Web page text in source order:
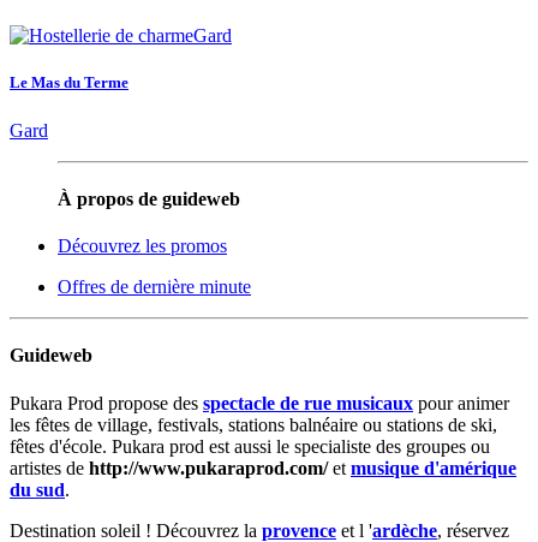
Le Mas du Terme
Gard
À propos de guideweb
Découvrez les promos
Offres de dernière minute
Guideweb
Pukara Prod propose des spectacle de rue musicaux pour animer
les fêtes de village, festivals, stations balnéaire ou stations de ski,
fêtes d'école. Pukara prod est aussi le specialiste des groupes ou
artistes de http://www.pukaraprod.com/et musique d'amérique
du sud.
Destination soleil ! Découvrez la provence et l 'ardèche, réservez